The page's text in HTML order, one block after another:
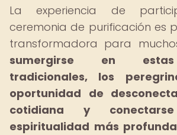
La experiencia de
ceremonia de purificación es
transformadora para
sumergirse en
tradicionales, los
oportunidad de
cotidiana y
espiritualidad más